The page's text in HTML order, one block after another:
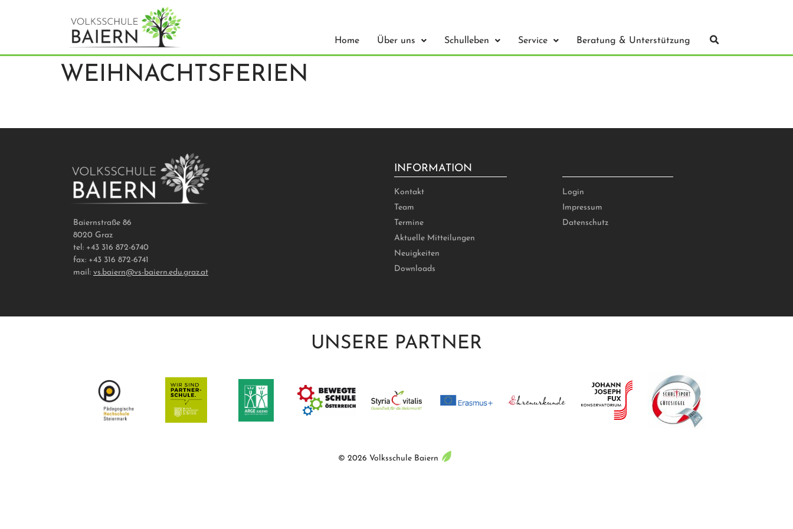
Home Über uns Schulleben Service Beratung & Unterstützung
WEIHNACHTSFERIEN
Baiernstraße 86
8020 Graz
tel: +43 316 872-6740
fax: +43 316 872-6741
mail: vs.baiern@vs-baiern.edu.graz.at
INFORMATION
Kontakt
Team
Termine
Aktuelle Mitteilungen
Neuigkeiten
Downloads
Login
Impressum
Datenschutz
UNSERE PARTNER
© 2026 Volksschule Baiern